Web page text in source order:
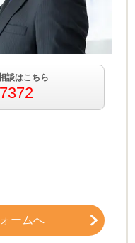
談はこちら
ームへ